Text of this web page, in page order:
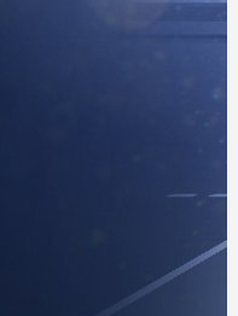
DOCUMENTS UTILES
CLIQUEZ ICI